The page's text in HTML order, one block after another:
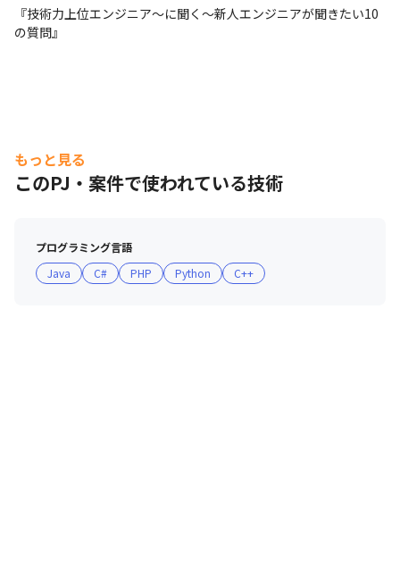
『技術力上位エンジニア～に聞く～新人エンジニアが聞きたい10
の質問』
もっと見る
このPJ・案件で使われている技術
プログラミング言語
Java
C# PHP Python C++